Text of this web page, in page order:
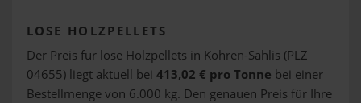
LOSE HOLZPELLETS
Der Preis für lose Holzpellets in Kohren-Sahlis (PLZ
04655) liegt aktuell bei 413,02 € pro Tonne bei einer
Bestellmenge von 6.000 kg. Den genauen Preis für Ihre